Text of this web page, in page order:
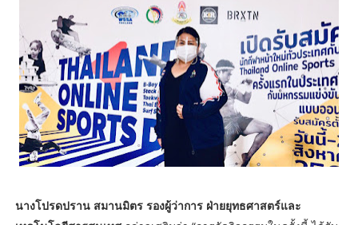
นางโปรดปราน สมานมิตร รองผู้ว่าการ ฝ่ายยุทธศาสตร์และ